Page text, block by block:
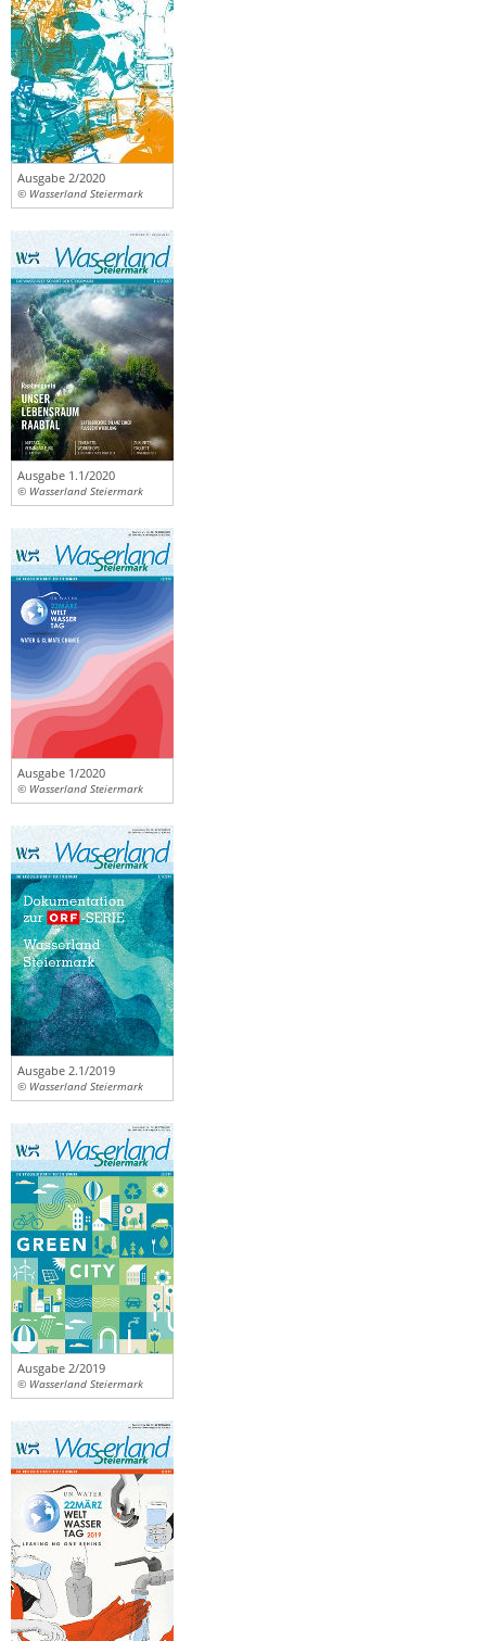
Ausgabe 2/2020
© Wasserland Steiermark
Ausgabe 1.1/2020
© Wasserland Steiermark
Ausgabe 1/2020
© Wasserland Steiermark
Ausgabe 2.1/2019
© Wasserland Steiermark
Ausgabe 2/2019
© Wasserland Steiermark